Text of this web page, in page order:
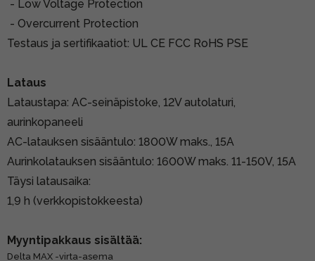
- Low Voltage Protection
- Overcurrent Protection
Testaus ja sertifikaatiot: UL CE FCC RoHS PSE
Lataus
Lataustapa: AC-seinäpistoke, 12V autolaturi,
aurinkopaneeli
AC-latauksen sisääntulo: 1800W maks., 15A
Aurinkolatauksen sisääntulo: 1600W maks. 11-150V, 15A
Täysi latausaika:
1,9 h (verkkopistokkeesta)
Myyntipakkaus sisältää:
Delta MAX -virta-asema